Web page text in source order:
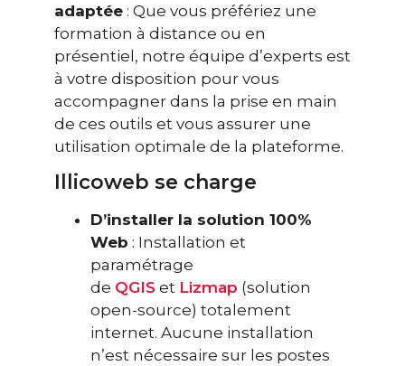
adaptée : Que vous préfériez une
formation à distance ou en
présentiel, notre équipe d’experts est
à votre disposition pour vous
accompagner dans la prise en main
de ces outils et vous assurer une
utilisation optimale de la plateforme.
Illicoweb se charge
D’installer la solution 100%
Web : Installation et
paramétrage
de QGIS et Lizmap (solution
open-source) totalement
internet. Aucune installation
n’est nécessaire sur les postes